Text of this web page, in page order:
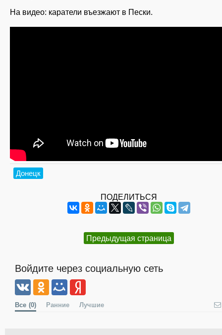
На видео: каратели въезжают в Пески.
Донецк
ПОДЕЛИТЬСЯ
Предыдущая страница
Войдите через социальную сеть
Все (0) Ранние Лучшие